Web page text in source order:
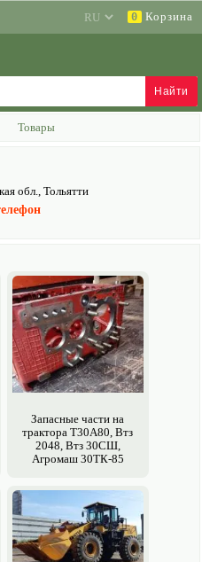
0 Корзина
Товары
обл., Тольятти
Запасные части на
трактора Т30А80, Втз
2048, Втз 30СШ,
Агромаш 30ТК-85